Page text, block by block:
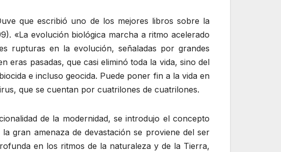
que escribió uno de los mejores libros sobre la
«La evolución biológica marcha a ritmo acelerado
rupturas en la evolución, señaladas por grandes
eras pasadas, que casi eliminó toda la vida, sino del
e incluso geocida. Puede poner fin a la vida en
que se cuentan por cuatrilones de cuatrilones.
de la modernidad, se introdujo el concepto
gran amenaza de devastación se proviene del ser
en los ritmos de la naturaleza y de la Tierra,